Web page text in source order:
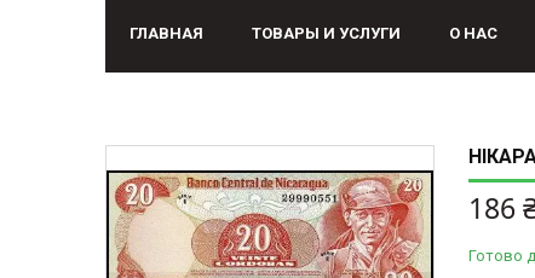
ГЛАВНАЯ ТОВАРЫ И УСЛУГИ О НАС
186
Готово